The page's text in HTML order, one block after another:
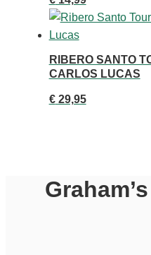
RIBERO SANTO
CARLOS LUCAS
€29,95